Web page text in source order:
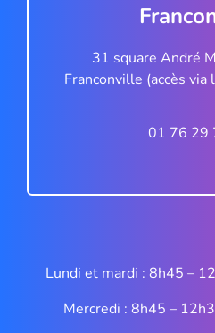
31 square André
Franconville (accès via
01 76 29
Lundi et mardi : 8h45 –
Mercredi : 8h45 –